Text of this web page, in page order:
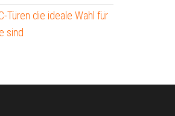
Türen die ideale Wahl für
sind